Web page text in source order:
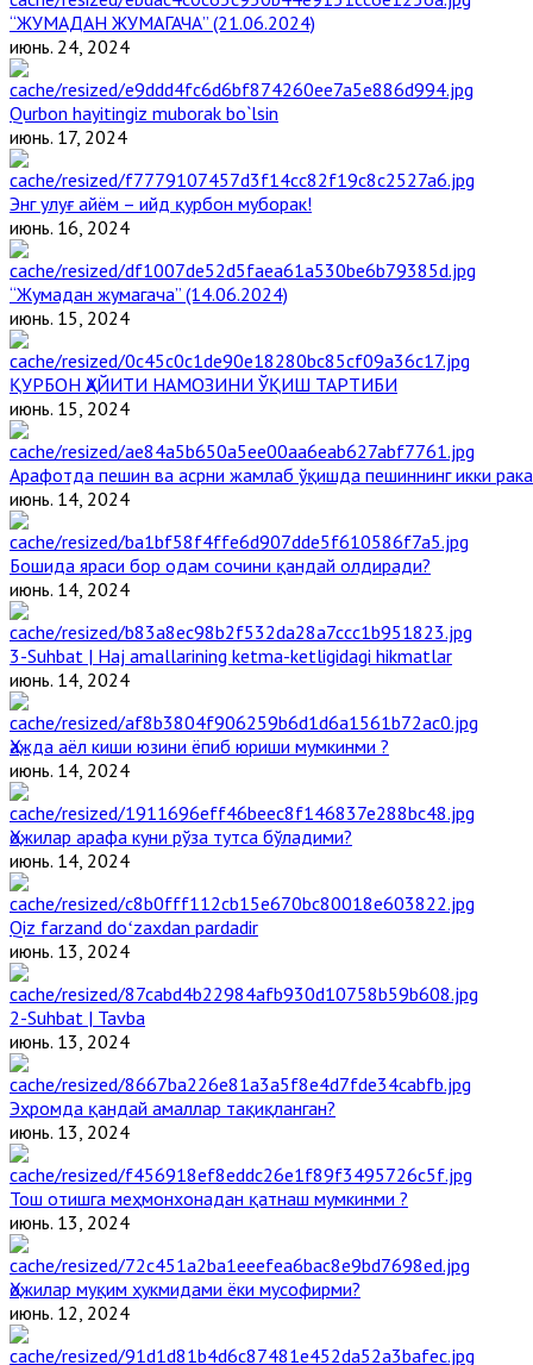
“ЖУМАДАН ЖУМАГАЧА” (21.06.2024)
июнь. 24, 2024
Qurbon hayitingiz muborak bo`lsin
июнь. 17, 2024
Энг улуғ айём – ийд қурбон муборак!
июнь. 16, 2024
“Жумадан жумагача” (14.06.2024)
июнь. 15, 2024
ҚУРБОН ҲАЙИТИ НАМОЗИНИ ЎҚИШ ТАРТИБИ
июнь. 15, 2024
Арафотда пешин ва асрни жамлаб ўқишда пешиннинг икки
июнь. 14, 2024
Бошида яраси бор одам сочини қандай олдиради?
июнь. 14, 2024
3-Suhbat | Haj amallarining ketma-ketligidagi hikmatlar
июнь. 14, 2024
Ҳажда аёл киши юзини ёпиб юриши мумкинми ?
июнь. 14, 2024
Ҳожилар арафа куни рўза тутса бўладими?
июнь. 14, 2024
Qiz farzand doʻzaxdan pardadir
июнь. 13, 2024
2-Suhbat | Tavba
июнь. 13, 2024
Эҳромда қандай амаллар тақиқланган?
июнь. 13, 2024
Тош отишга меҳмонхонадан қатнаш мумкинми ?
июнь. 13, 2024
Ҳожилар муқим ҳукмидами ёки мусофирми?
июнь. 12, 2024